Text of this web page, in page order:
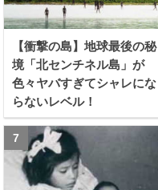
【衝撃の島】地球最後の秘
境「北センチネル島」が
色々ヤバすぎてシャレにな
らないレベル！